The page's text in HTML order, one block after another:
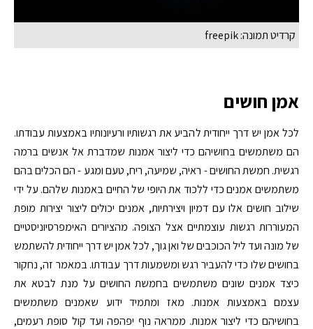
קרדיט תמונה: freepik
אמן חושים
לכל אמן יש דרך ייחודית להביע את רגשותיו ורעיונותיו באמצעות עבודתו.
הם משתמשים בחושיהם כדי ליצור אמנות שמדברת אל אנשים ברמה
רגשית. חמשת החושים - ראיה, שמיעה, ריח, טעם ומגע - הם הכלים בהם
משתמשים אמנים כדי ללכוד את היופי של החיים באמנות שלהם. על ידי
שילוב חושים אלו עם דמיון ויצירתיות, אמנים יכולים ליצור יצירות מופת
המעוררות רגשות עוצמתיים אצל הצופה. מהציורים האימפרסיוניסטיים
של מונה ועד ליל הכוכבים של ואן גוך, לכל אמן יש דרך ייחודית להשתמש
בחושים שלו כדי להעביר רגש ומשמעות דרך עבודתו. במאמר זה, נחקור
כיצד אמנים שונים משתמשים בחמשת החושים על מנת לבטא את
עצמם באמצעות אמנות. מאז ומתמיד ידוע שאמנים משתמשים
בחושיהם כדי ליצור אמנות. ממראה נוף יפהפה ועד קול סופת רעמים,